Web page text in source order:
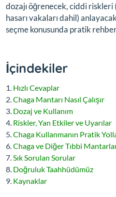
dozajı öğrenecek, ciddi
hasarı vakaları dahil)
seçme konusunda pratik
İçindekiler
Hızlı Cevaplar
Chaga Mantarı Nasıl Çalışır
Dozaj ve Kullanım
Riskler, Yan Etkiler ve Uyarılar
Chaga Kullanmanın Pratik
Chaga ve Diğer Tıbbi
Sık Sorulan Sorular
Doğruluk Taahhüdümüz
Kaynaklar